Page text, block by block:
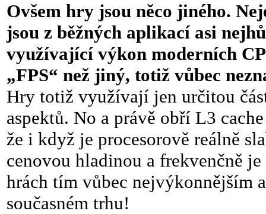
Ovšem hry jsou něco jiného.
jsou z běžných aplikací asi
využívající výkon moderních
„FPS“ než jiný, totiž vůbec
Hry totiž využívají jen určitou
aspektů. No a právě obří L3
že i když je procesorově reálně
cenovou hladinou a frekvenčně
hrách tím vůbec nejvýkonnějším
současném trhu!